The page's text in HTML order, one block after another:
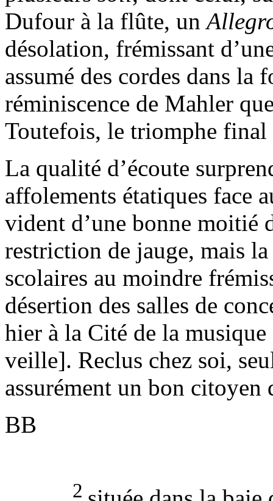
Dufour à la flûte, un
désolation, frémissant
assumé des cordes dans la
réminiscence de Mahler
Toutefois, le triomphe final
La qualité d’écoute
affolements étatiques face
vident d’une bonne moitié
restriction de jauge, mais
scolaires au moindre
désertion des salles de
hier à la Cité de la
veille]. Reclus chez soi,
assurément un bon
BB
2